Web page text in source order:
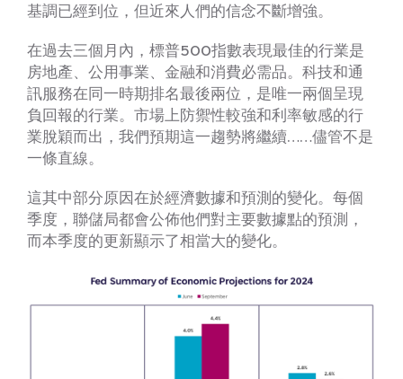
基調已經到位，但近來人們的信念不斷增強。
在過去三個月內，標普500指數表現最佳的行業是
房地產、公用事業、金融和消費必需品。科技和通
訊服務在同一時期排名最後兩位，是唯一兩個呈現
負回報的行業。市場上防禦性較強和利率敏感的行
業脫穎而出，我們預期這一趨勢將繼續……儘管不是
一條直線。
這其中部分原因在於經濟數據和預測的變化。每個
季度，聯儲局都會公佈他們對主要數據點的預測，
而本季度的更新顯示了相當大的變化。